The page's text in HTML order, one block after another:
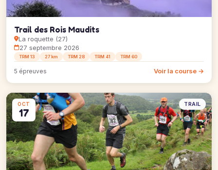
Trail des Rois Maudits
La roquette (27)
27 septembre 2026
TRM 13 27 km TRM 28 TRM 41 TRM 60
5 épreuves Voir la course →
OCT
17
TRAIL